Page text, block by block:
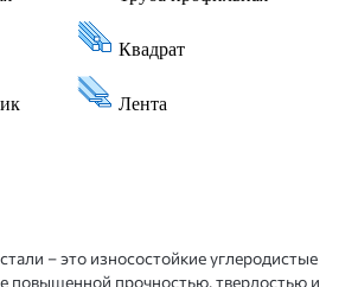
– это износостойкие углеродистые
повышенной прочностью, твердостью и